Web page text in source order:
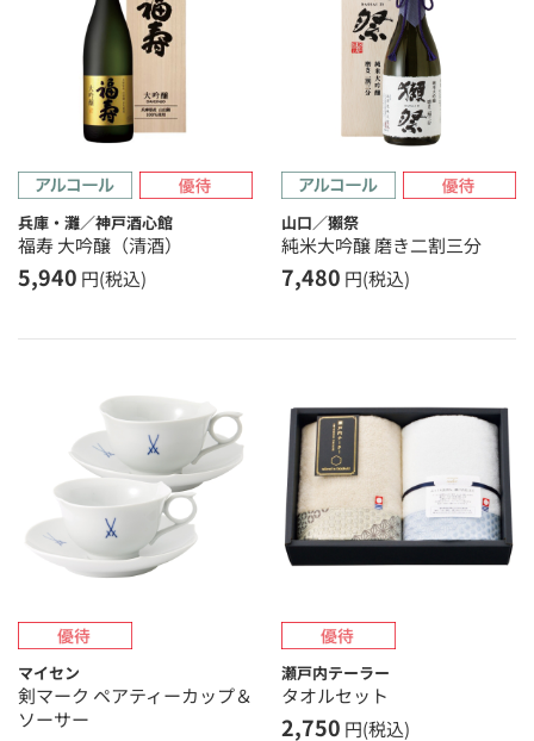
兵庫・灘／神戸酒心館
福寿 大吟醸（清酒）
5,940 円(税込)
山口／獺祭
純米大吟醸 磨き二割三分
7,480 円(税込)
マイセン
剣マーク ペアティーカップ＆
ソーサー
瀬戸内テーラー
タオルセット
2,750 円(税込)